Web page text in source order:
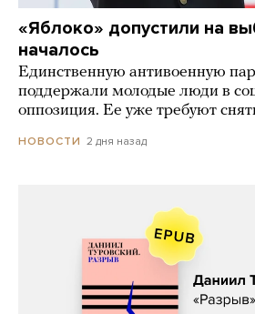
«Яблоко» допустили на
началось
Единственную антивоенную
поддержали молодые люди в
оппозиция. Ее уже требуют
НОВОСТИ 2 дня назад